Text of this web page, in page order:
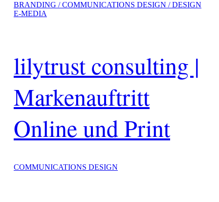
BRANDING / COMMUNICATIONS DESIGN / DESIGN
E-MEDIA
lilytrust consulting |
Markenauftritt
Online und Print
COMMUNICATIONS DESIGN